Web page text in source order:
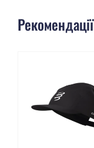
Рекомендації